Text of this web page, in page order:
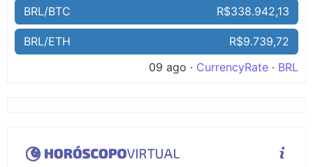
BRL/BTC R$338.942,13
BRL/ETH
R$9.739,72
09 ago · CurrencyRate · BRL